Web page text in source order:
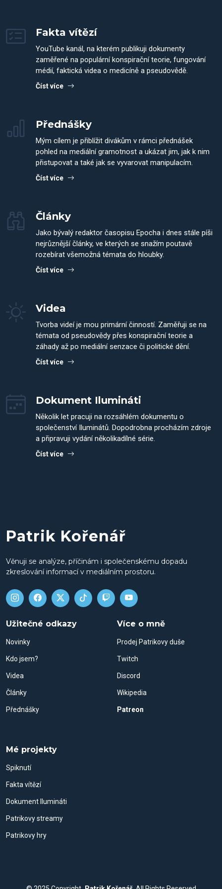
Fakta vítězí
YouTube kanál, na kterém publikuji dokumenty
zaměřené na populární konspirační teorie, fungování
médií, faktická videa o medicíně a pseudovědě.
Číst více
Přednášky
Mým cílem je přiblížit divákům v rámci přednášek
pohled na mediální gramotnost a ukázat jim, jak k nim
přistupovat a také jak se vyvarovat manipulacím.
Číst více
Články
Jako bývalý redaktor časopisu Epocha i dnes stále píši
nejrůznější články, ve kterých se snažím poutavě
rozebírat všemožná témata do hloubky.
Číst více
Videa
Tvorba videí je mou primární činností. Zaměřuji se na
témata od pseudovědy přes konspirační teorie a
záhady až po mediální senzace či politické dění.
Číst více
Dokument Ilumináti
Několik let pracuji na rozsáhlém dokumentu o
společenství Iluminátů. Dopodrobna procházím zdroje
a připravuji vydání několikadílné série.
Číst více
Patrik Kořenář
Věnuji se analýze, příčinám i společenskému dopadu
zkreslování informací v mediálním prostoru.
Užitečné odkazy
Novinky
Kdo jsem?
Videa
Články
Přednášky
Více o mně
Prodej Patrikovy duše
Twitch
Discord
Wikipedia
Patreon
Mé projekty
Spiknutí
Fakta vítězí
Dokument Ilumináti
Patrikovy streamy
Patrikovy hry